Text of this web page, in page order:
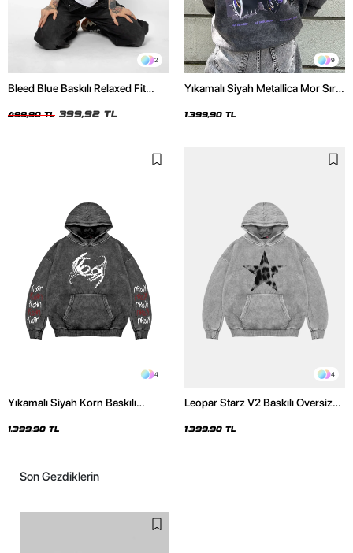
2
Bleed Blue Baskılı Relaxed Fit
499,90 TL 399,92 TL
9
Yıkamalı Siyah Metallica Mor Sırt
Hoodie
1.399,90 TL
4
Yıkamalı Siyah Korn Baskılı
1.399,90 TL
4
Leopar Starz V2 Baskılı Oversize
Hoodie
1.399,90 TL
Son Gezdiklerin